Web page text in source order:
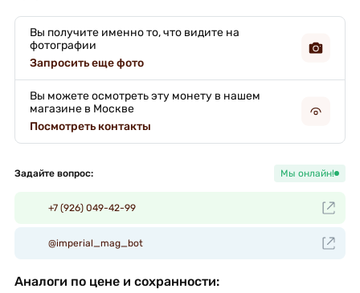
Вы получите именно то, что видите на
фотографии
Запросить еще фото
Вы можете осмотреть эту монету в нашем
магазине в Москве
Посмотреть контакты
Задайте вопрос: Мы онлайн!
+7 (926) 049-42-99
@imperial_mag_bot
Аналоги по цене и сохранности: